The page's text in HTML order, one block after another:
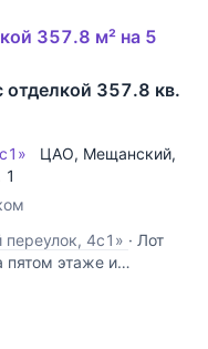
357.8 м² на 5
отделкой 357.8 кв.
ЦАО, Мещанский,
1
4с1» · Лот
пятом этаже и
дома по
французском стиле по